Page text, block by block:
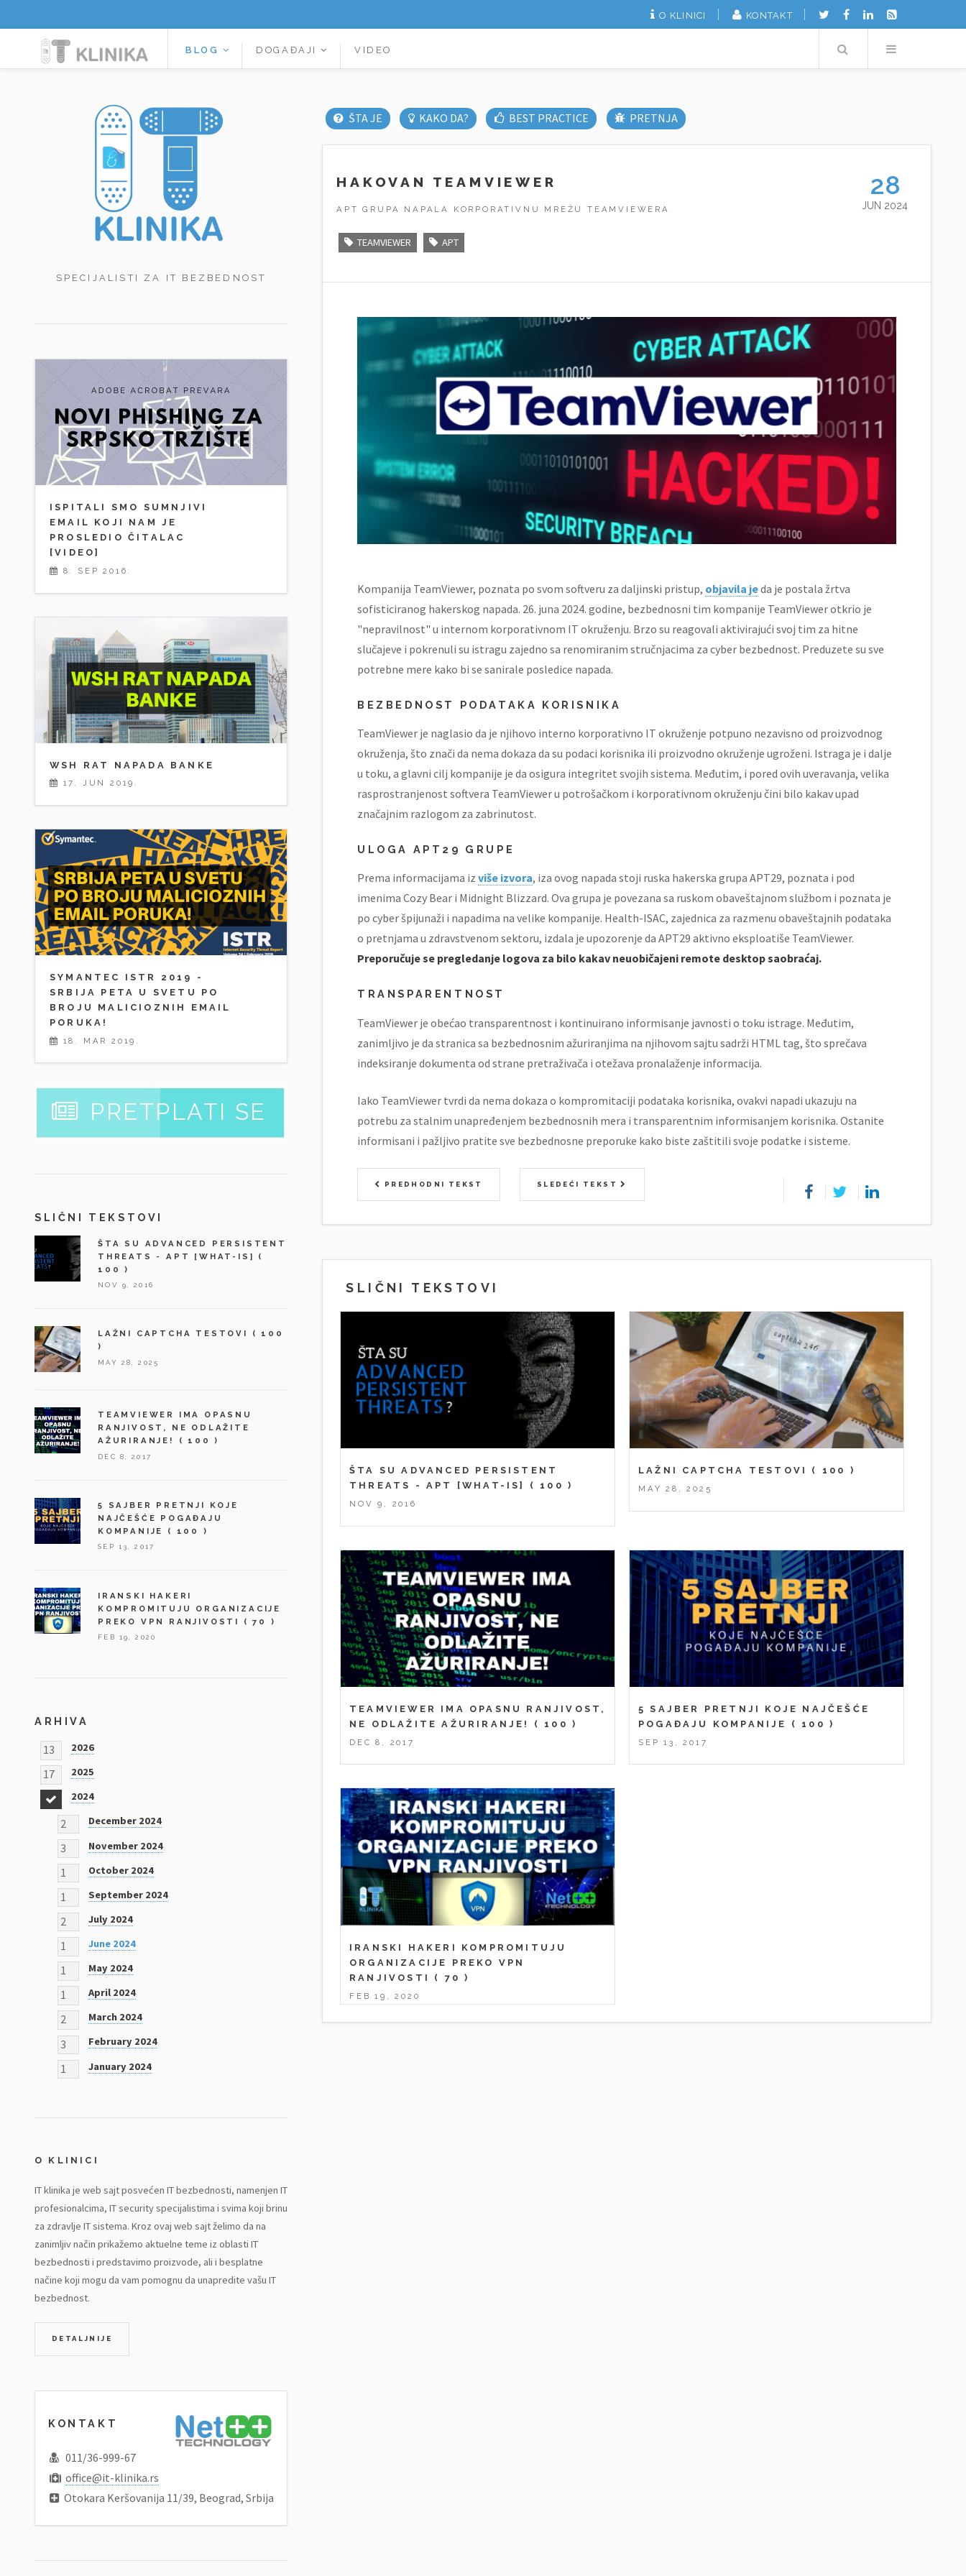
O KLINICI KONTAKT
BLOG DOGAĐAJI VIDEO Search
ŠTA JE KAKO DA? BEST PRACTICE PRETNJA
HAKOVAN TEAMVIEWER
APT GRUPA NAPALA KORPORATIVNU MREŽU TEAMVIEWERA
TEAMVIEWER APT
28
JUN 2024
Kompanija TeamViewer, poznata po svom softveru za daljinski pristup, objavila jeda je postala žrtva
sofisticiranog hakerskog napada. 26. juna 2024. godine, bezbednosni tim kompanije TeamViewer otkrio je
"nepravilnost" u internom korporativnom IT okruženju. Brzo su reagovali aktivirajući svoj tim za hitne
slučajeve i pokrenuli su istragu zajedno sa renomiranim stručnjacima za cyber bezbednost. Preduzete su sve
potrebne mere kako bi se sanirale posledice napada.
BEZBEDNOST PODATAKA KORISNIKA
TeamViewer je naglasio da je njihovo interno korporativno IT okruženje potpuno nezavisno od proizvodnog
okruženja, što znači da nema dokaza da su podaci korisnika ili proizvodno okruženje ugroženi. Istraga je i dalje
u toku, a glavni cilj kompanije je da osigura integritet svojih sistema. Međutim, i pored ovih uveravanja, velika
rasprostranjenost softvera TeamViewer u potrošačkom i korporativnom okruženju čini bilo kakav upad
značajnim razlogom za zabrinutost.
ULOGA APT29 GRUPE
Prema informacijama iz više izvora, iza ovog napada stoji ruska hakerska grupa APT29, poznata i pod
imenima Cozy Bear i Midnight Blizzard. Ova grupa je povezana sa ruskom obaveštajnom službom i poznata je
po cyber špijunaži i napadima na velike kompanije. Health-ISAC, zajednica za razmenu obaveštajnih podataka
o pretnjama u zdravstvenom sektoru, izdala je upozorenje da APT29 aktivno eksploatiše TeamViewer.
Preporučuje se pregledanje logova za bilo kakav neuobičajeni remote desktop saobraćaj.
TRANSPARENTNOST
TeamViewer je obećao transparentnost i kontinuirano informisanje javnosti o toku istrage. Međutim,
zanimljivo je da stranica sa bezbednosnim ažuriranjima na njihovom sajtu sadrži HTML tag, što sprečava
indeksiranje dokumenta od strane pretraživača i otežava pronalaženje informacija.
Iako TeamViewer tvrdi da nema dokaza o kompromitaciji podataka korisnika, ovakvi napadi ukazuju na
potrebu za stalnim unapređenjem bezbednosnih mera i transparentnim informisanjem korisnika. Ostanite
informisani i pažljivo pratite sve bezbednosne preporuke kako biste zaštitili svoje podatke i sisteme.
PREDHODNI TEKST SLEDEĆI TEKST
SLIČNI TEKSTOVI
ŠTA SU ADVANCED PERSISTENT
THREATS - APT [WHAT-IS]
( 100 )
NOV 9, 2016
LAŽNI CAPTCHA TESTOVI ( 100 )
MAY 28, 2025
TEAMVIEWER IMA OPASNU RANJIVOST,
NE ODLAŽITE AŽURIRANJE!
( 100 )
DEC 8, 2017
5 SAJBER PRETNJI KOJE NAJČEŠĆE
POGAĐAJU KOMPANIJE
( 100 )
SEP 13, 2017
IRANSKI HAKERI KOMPROMITUJU
ORGANIZACIJE PREKO VPN
RANJIVOSTI
( 70 )
FEB 19, 2020
SPECIJALISTI ZA IT BEZBEDNOST
ISPITALI SMO SUMNJIVI
EMAIL KOJI NAM JE
PROSLEDIO ČITALAC
[VIDEO]
8. SEP 2016.
WSH RAT NAPADA BANKE
17. JUN 2019.
SYMANTEC ISTR 2019 -
SRBIJA PETA U SVETU PO
BROJU MALICIOZNIH EMAIL
PORUKA!
18. MAR 2019.
PRETPLATI SE
SLIČNI TEKSTOVI
ŠTA SU ADVANCED PERSISTENT
THREATS - APT [WHAT-IS]
(
100 )
NOV 9, 2016
LAŽNI CAPTCHA TESTOVI
( 100
)
MAY 28, 2025
TEAMVIEWER IMA OPASNU
RANJIVOST, NE ODLAŽITE
AŽURIRANJE!
( 100 )
DEC 8, 2017
5 SAJBER PRETNJI KOJE
NAJČEŠĆE POGAĐAJU
KOMPANIJE
( 100 )
SEP 13, 2017
IRANSKI HAKERI
KOMPROMITUJU ORGANIZACIJE
PREKO VPN RANJIVOSTI
( 70 )
FEB 19, 2020
ARHIVA
13 2026
17 2025
18 2024
2 December 2024
3 November 2024
1 October 2024
1 September 2024
2 July 2024
1 June 2024
1 May 2024
1 April 2024
2 March 2024
3 February 2024
1 January 2024
O KLINICI
IT klinika je web sajt posvećen IT bezbednosti, namenjen IT
profesionalcima, IT security specijalistima i svima koji brinu
za zdravlje IT sistema. Kroz ovaj web sajt želimo da na
zanimljiv način prikažemo aktuelne teme iz oblasti IT
bezbednosti i predstavimo proizvode, ali i besplatne
načine koji mogu da vam pomognu da unapredite vašu IT
bezbednost.
DETALJNIJE
KONTAKT
011/36-999-67
office@it-klinika.rs
Otokara Keršovanija 11/39, Beograd, Srbija